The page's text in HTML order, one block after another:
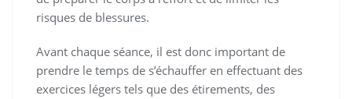
risques de blessures.
Avant chaque séance, il est donc important de
prendre le temps de s’échauffer en effectuant des
exercices légers tels que des étirements, des